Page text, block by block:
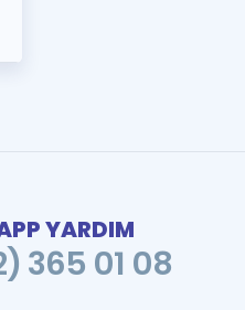
YARDIM
365 01 08